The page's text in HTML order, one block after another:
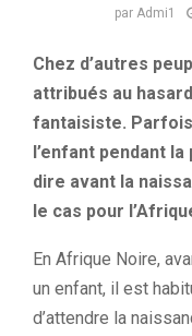
par Admi1
Chez d’autres
attribués au
fantaisiste.
l’enfant pendant
dire avant la
le cas pour
En Afrique Noire,
un enfant, il est
d’attendre la